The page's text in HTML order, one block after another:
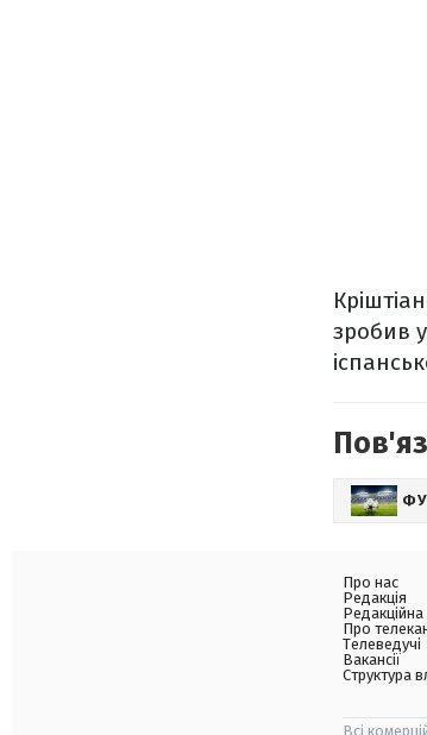
зробив
Про нас
Редакція
Редакційна
Про
Телеведучі
Вакансії
Структура
Всі